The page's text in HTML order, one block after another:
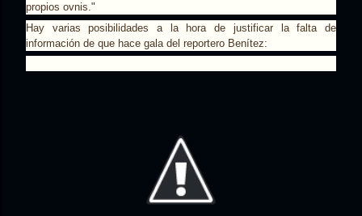
propios ovnis."
Hay varias posibilidades a la hora de justificar la falta de
información de que hace gala del reportero Benítez: